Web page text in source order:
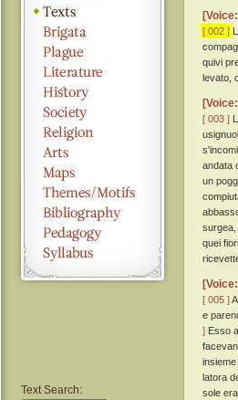
Text Search:
[ 002 ]
quivi
levato,
[ 003 ]
andata
un
surgea,
quei
[ 005 ]
e
] Esso
latora
sole